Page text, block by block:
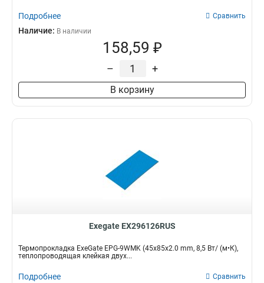
Подробнее Сравнить
Наличие: В наличии
158,59 ₽
– +
В корзину
Exegate EX296126RUS
Термопрокладка ExeGate EPG-9WMK (45x85x2.0 mm, 8,5 Вт/ (м•К),
теплопроводящая клейкая двух...
Подробнее Сравнить